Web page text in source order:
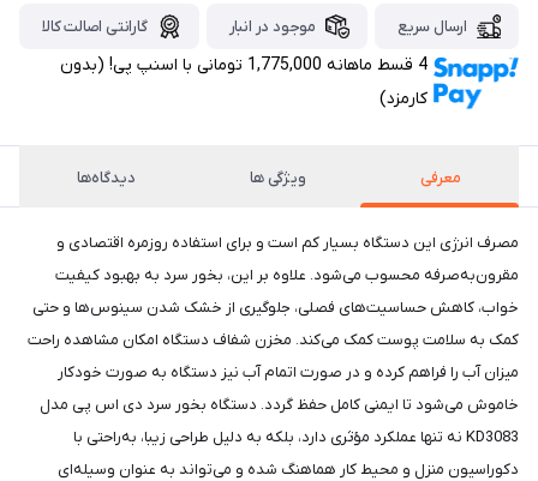
ارسال سریع موجود در انبار گارانتی اصالت کالا
4 قسط ماهانه 1,775,000 تومانی با اسنپ ‌پی! (بدون
کارمزد)
معرفی ویژگی ها دیدگاه‌ها
مصرف انرژی این دستگاه بسیار کم است و برای استفاده روزمره اقتصادی و
مقرون‌به‌صرفه محسوب می‌شود. علاوه بر این، بخور سرد به بهبود کیفیت
خواب، کاهش حساسیت‌های فصلی، جلوگیری از خشک شدن سینوس‌ها و حتی
کمک به سلامت پوست کمک می‌کند. مخزن شفاف دستگاه امکان مشاهده راحت
میزان آب را فراهم کرده و در صورت اتمام آب نیز دستگاه به صورت خودکار
خاموش می‌شود تا ایمنی کامل حفظ گردد. دستگاه بخور سرد دی اس پی مدل
KD3083 نه تنها عملکرد مؤثری دارد، بلکه به دلیل طراحی زیبا، به‌راحتی با
دکوراسیون منزل و محیط کار هماهنگ شده و می‌تواند به عنوان وسیله‌ای